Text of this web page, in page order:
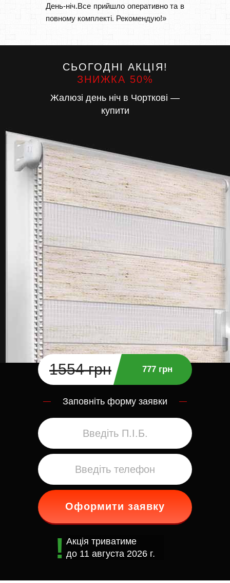
День-ніч.Все прийшло оперативно та в
повному комплекті. Рекомендую!»
СЬОГОДНІ АКЦІЯ!
ЗНИЖКА 50%
Жалюзі день ніч в Чорткові —
купити
1554 грн 777 грн
Заповніть форму заявки
Оформити заявку
Акція триватиме
до 11 августа 2026 г.